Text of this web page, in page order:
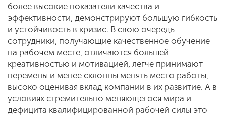
более высокие показатели качества и
эффективности, демонстрируют большую гибкость
и устойчивость в кризис. В свою очередь
сотрудники, получающие качественное обучение
на рабочем месте, отличаются большей
креативностью и мотивацией, легче принимают
перемены и менее склонны менять место работы,
высоко оценивая вклад компании в их развитие. А в
условиях стремительно меняющегося мира и
дефицита квалифицированной рабочей силы это